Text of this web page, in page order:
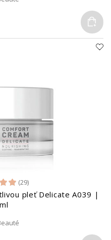
(29)
pleť Delicate A039 |